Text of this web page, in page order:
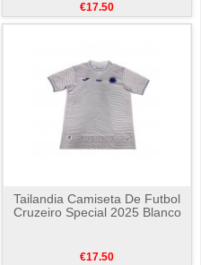
€17.50
Tailandia Camiseta De Futbol
Cruzeiro Special 2025 Blanco
€17.50